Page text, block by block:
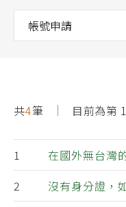
共4筆 目前為第
在國外無台灣
沒有身分證，